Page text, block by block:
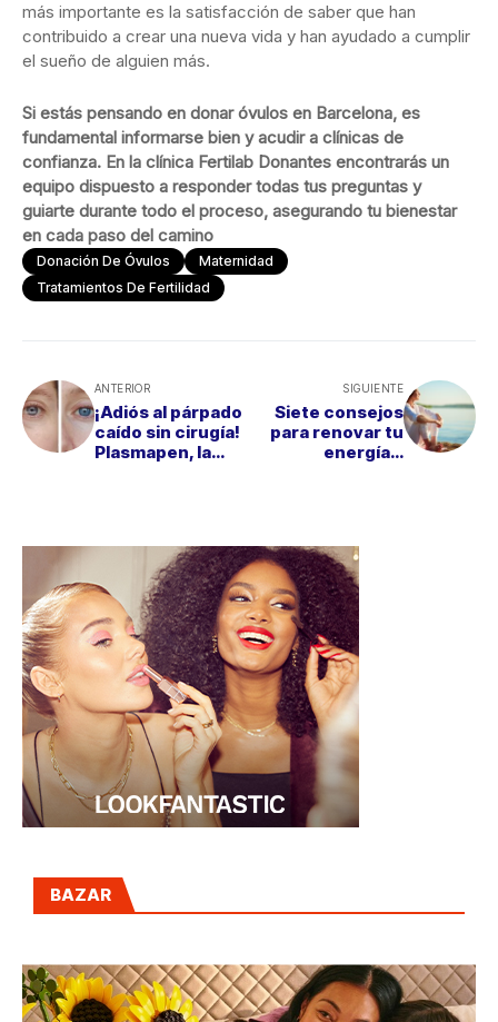
más importante es la satisfacción de saber que han
contribuido a crear una nueva vida y han ayudado a cumplir
el sueño de alguien más.
Si estás pensando en donar óvulos en Barcelona, es
fundamental informarse bien y acudir a clínicas de
confianza. En la clínica Fertilab Donantes encontrarás un
equipo dispuesto a responder todas tus preguntas y
guiarte durante todo el proceso, asegurando tu bienestar
en cada paso del camino
Donación De Óvulos
Maternidad
Tratamientos De Fertilidad
ANTERIOR
¡Adiós al párpado
caído sin cirugía!
Plasmapen, la
SIGUIENTE
Siete consejos
para renovar tu
energía y
BAZAR